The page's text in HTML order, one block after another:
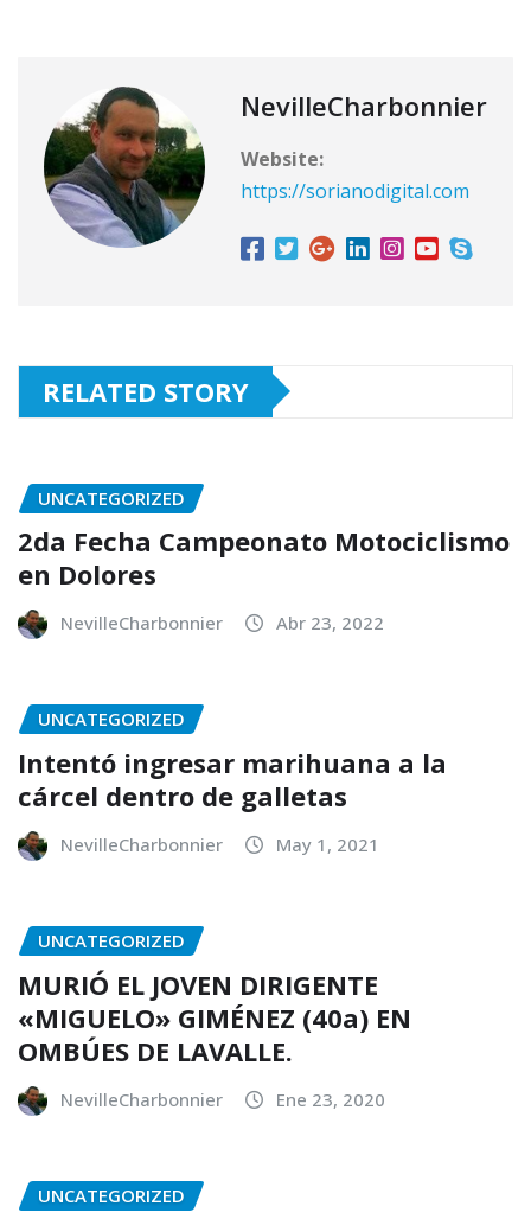
NevilleCharbonnier
Website:
https://sorianodigital.com
RELATED STORY
UNCATEGORIZED
2da Fecha Campeonato Motociclismo
en Dolores
NevilleCharbonnier Abr 23, 2022
UNCATEGORIZED
Intentó ingresar marihuana a la
cárcel dentro de galletas
NevilleCharbonnier May 1, 2021
UNCATEGORIZED
MURIÓ EL JOVEN DIRIGENTE
«MIGUELO» GIMÉNEZ (40a) EN
OMBÚES DE LAVALLE.
NevilleCharbonnier Ene 23, 2020
UNCATEGORIZED